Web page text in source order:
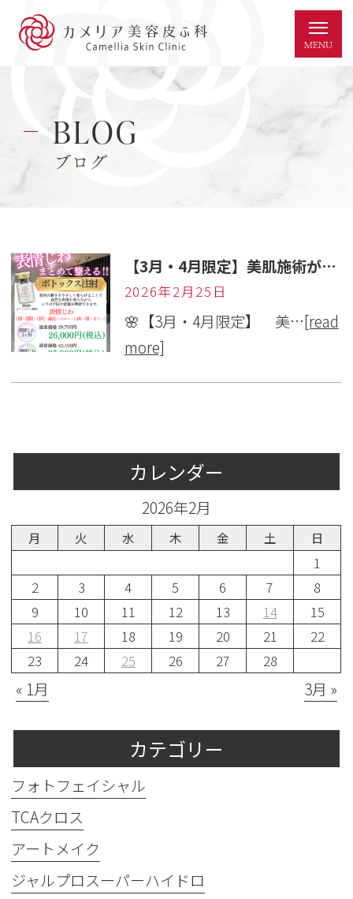
BLOG
ブログ
【3月・4月限定】美肌施術がお得に受けられるキャンペーンのご案内
2026年2月25日
🌸【3月・4月限定】 美…[read
more]
カレンダー
2026年2月
月 火 水 木 金 土 日
1
2
3 4 5 6 7
8
9
10 11 12 13 14
15
16
17 18 19 20 21
22
23
24 25 26 27 28
« 1月 3月 »
カテゴリー
フォトフェイシャル
TCAクロス
アートメイク
ジャルプロスーパーハイドロ